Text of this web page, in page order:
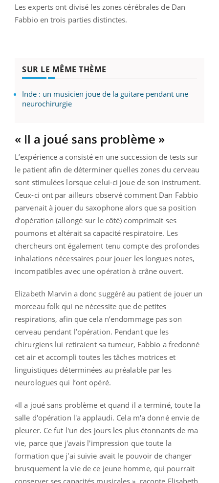
Les experts ont divisé les zones cérébrales de Dan
Fabbio en trois parties distinctes.
SUR LE MÊME THÈME
Inde : un musicien joue de la guitare pendant une
neurochirurgie
« Il a joué sans problème »
L’expérience a consisté en une succession de tests sur
le patient afin de déterminer quelles zones du cerveau
sont stimulées lorsque celui-ci joue de son instrument.
Ceux-ci ont par ailleurs observé comment Dan Fabbio
parvenait à jouer du saxophone alors que sa position
d’opération (allongé sur le côté) comprimait ses
poumons et altérait sa capacité respiratoire. Les
chercheurs ont également tenu compte des profondes
inhalations nécessaires pour jouer les longues notes,
incompatibles avec une opération à crâne ouvert.
Elizabeth Marvin a donc suggéré au patient de jouer un
morceau folk qui ne nécessite que de petites
respirations, afin que cela n’endommage pas son
cerveau pendant l’opération. Pendant que les
chirurgiens lui retiraient sa tumeur, Fabbio a fredonné
cet air et accompli toutes les tâches motrices et
linguistiques déterminées au préalable par les
neurologues qui l’ont opéré.
«Il a joué sans problème et quand il a terminé, toute la
salle d'opération l'a applaudi. Cela m'a donné envie de
pleurer. Ce fut l'un des jours les plus étonnants de ma
vie, parce que j'avais l'impression que toute la
formation que j'ai suivie avait le pouvoir de changer
brusquement la vie de ce jeune homme, qui pourrait